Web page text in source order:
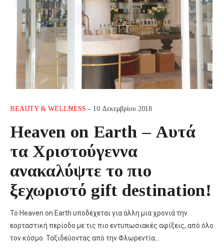
BEAUTY & WELLNESS - 10 Δεκεμβρίου 2018
Heaven on Earth – Αυτά
τα Χριστούγεννα
ανακαλύψτε το πιο
ξεχωριστό gift destination!
Το Heaven on Earth υποδέχεται για άλλη μια χρονιά την
εορταστική περίοδο με τις πιο εντυπωσιακές αφίξεις, από όλο
τον κόσμο. Ταξιδεύοντας από την Φλωρεντία…